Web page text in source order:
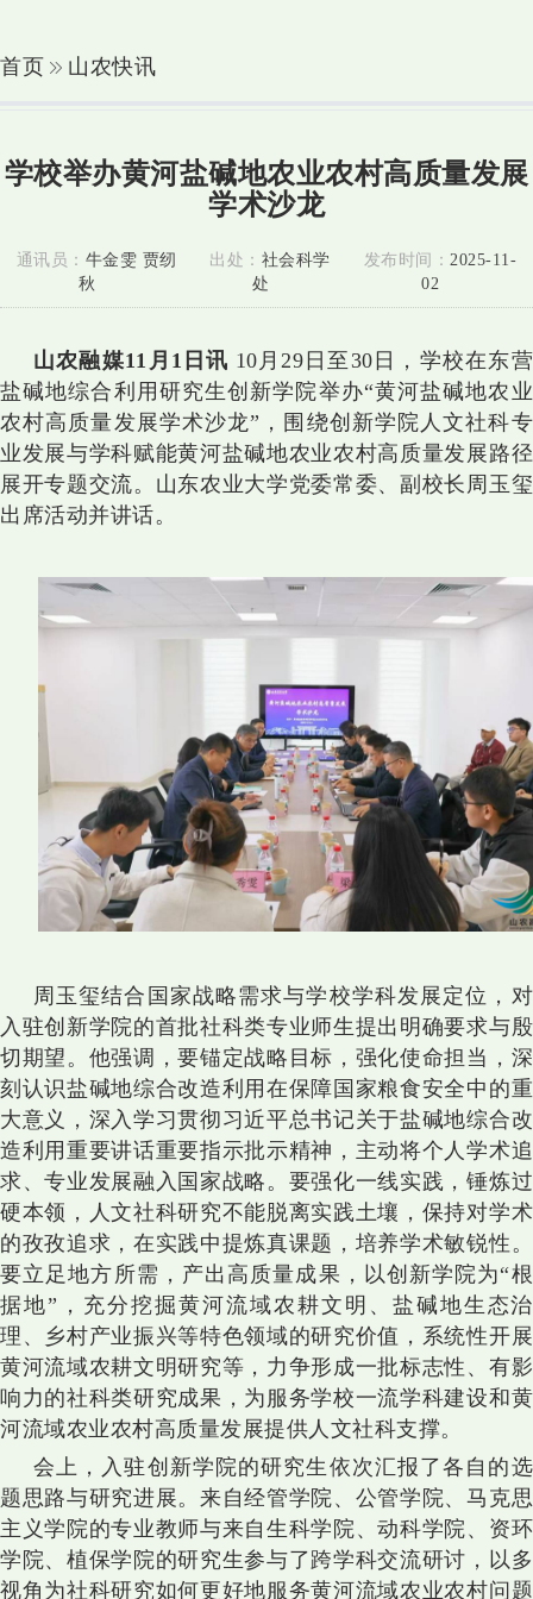
首页 山农快讯
学校举办黄河盐碱地农业农村高质量发展
学术沙龙
通讯员： 牛金雯 贾纫
秋
出处： 社会科学
处
发布时间： 2025-11-
02
山农融媒11月1日讯 10月29日至30日，学校在东营
盐碱地综合利用研究生创新学院举办“黄河盐碱地农业
农村高质量发展学术沙龙”， 围绕创新学院人文社科专
业发展与学科赋能黄河盐碱地农业农村高质量发展路径
展开专题交流。 山东农业大学党委常委、副校长周玉玺
出席活动并讲话。
周玉玺结合国家战略需求与学校学科发展定位，对
入驻创新学院的首批社科类专业师生提出明确要求与殷
切期望。他强调，要锚定战略目标，强化使命担当，深
刻认识盐碱地综合改造利用在保障国家粮食安全中的重
大意义，深入学习贯彻习近平总书记关于盐碱地综合改
造利用重要讲话重要指示批示精神，主动将个人学术追
求、专业发展融入国家战略。要强化一线实践，锤炼过
硬本领，人文社科研究不能脱离实践土壤，保持对学术
的孜孜追求，在实践中提炼真课题，培养学术敏锐性。
要立足地方所需，产出高质量成果，以创新学院为“根
据地”，充分挖掘黄河流域农耕文明、盐碱地生态治
理、乡村产业振兴等特色领域的研究价值，系统性开展
黄河流域农耕文明研究等，力争形成一批标志性、有影
响力的社科类研究成果，为服务学校一流学科建设和黄
河流域农业农村高质量发展提供人文社科支撑。
会上，入驻创新学院的研究生依次汇报了各自的选
题思路与研究进展。来自经管学院、公管学院、马克思
主义学院的专业教师与来自生科学院、动科学院、资环
学院、植保学院的研究生参与了跨学科交流研讨，以多
视角为社科研究如何更好地服务黄河流域农业农村问题